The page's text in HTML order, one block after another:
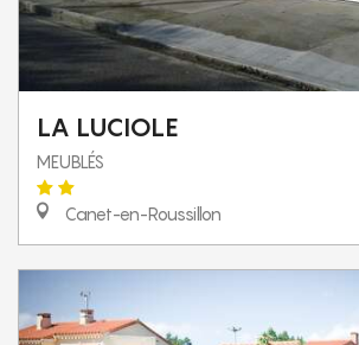
LA LUCIOLE
MEUBLÉS
Canet-en-Roussillon